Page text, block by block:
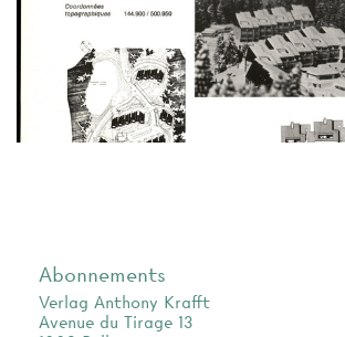
Abonnements
Verlag Anthony Krafft
Avenue du Tirage 13